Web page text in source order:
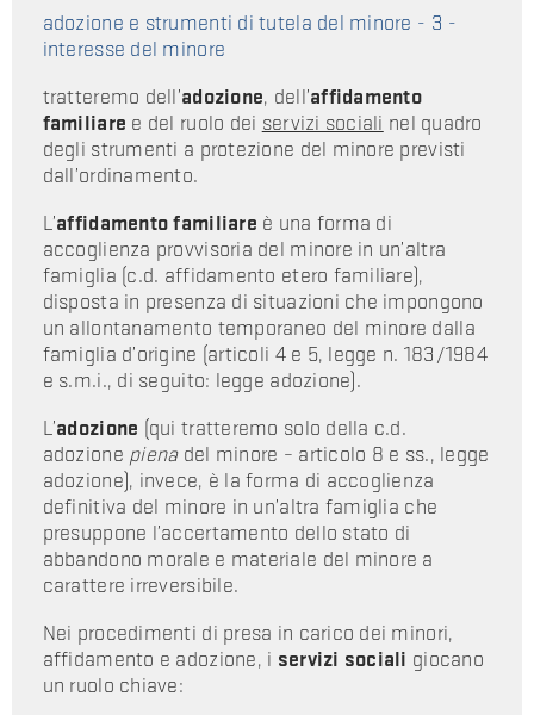
adozione e strumenti di tutela del minore - 3 -
interesse del minore
tratteremo dell’adozione, dell’affidamento
familiare e del ruolo dei servizi sociali nel quadro
degli strumenti a protezione del minore previsti
dall’ordinamento.
L’affidamento familiare è una forma di
accoglienza provvisoria del minore in un’altra
famiglia (c.d. affidamento etero familiare),
disposta in presenza di situazioni che impongono
un allontanamento temporaneo del minore dalla
famiglia d’origine (articoli 4 e 5, legge n. 183/1984
e s.m.i., di seguito: legge adozione).
L’adozione (qui tratteremo solo della c.d.
adozione pienadel minore – articolo 8 e ss., legge
adozione), invece, è la forma di accoglienza
definitiva del minore in un’altra famiglia che
presuppone l’accertamento dello stato di
abbandono morale e materiale del minore a
carattere irreversibile.
Nei procedimenti di presa in carico dei minori,
affidamento e adozione, i servizi sociali giocano
un ruolo chiave: